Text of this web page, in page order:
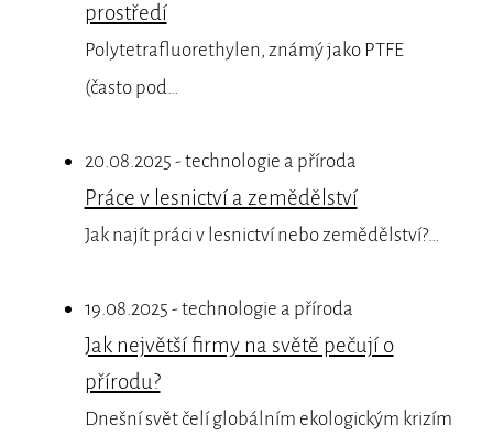
prostředí
Polytetrafluorethylen, známý jako PTFE
(často pod…
20.08.2025 - technologie a příroda
Práce v lesnictví a zemědělství
Jak najít práci v lesnictví nebo zemědělství?…
19.08.2025 - technologie a příroda
Jak největší firmy na světě pečují o
přírodu?
Dnešní svět čelí globálním ekologickým krizím